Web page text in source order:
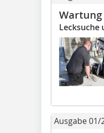
Lecksuche
Ausgabe 01/